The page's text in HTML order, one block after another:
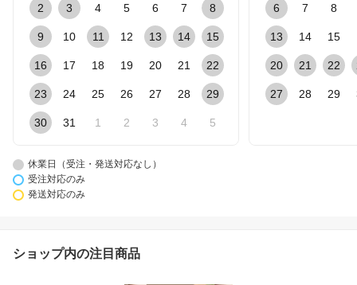
2 3 4 5 6 7 8
9 10 11 12 13 14 15
16 17 18 19 20 21 22
23 24 25 26 27 28 29
30 31 1 2 3 4 5
6 7 8
13 14 15
20 21 22
27 28 29
休業日（受注・発送対応なし）
受注対応のみ
発送対応のみ
ショップ内の注目商品